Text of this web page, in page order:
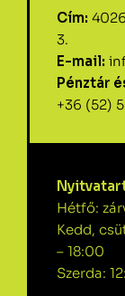
Cím:
3.
E-mail:
Pénztár
+36 (52)
Hétfő:
Kedd,
– 18:00
Szerda: